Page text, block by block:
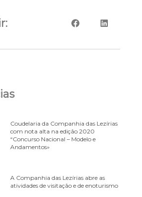
Coudelaria da Companhia das Lezírias
com nota alta na edição 2020
“Concurso Nacional – Modelo e
Andamentos»
A Companhia das Lezírias abre as
atividades de visitação e de enoturismo